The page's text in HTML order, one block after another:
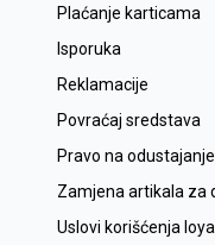
Plaćanje karticama
Isporuka
Reklamacije
Povraćaj sredstava
Pravo na odustajanje
Zamjena artikala za
Uslovi korišćenja